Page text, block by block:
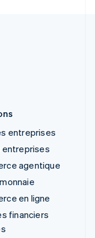
entreprises
entreprises
agentique
en ligne
financiers